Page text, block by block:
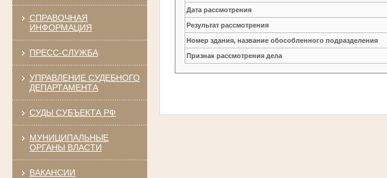
СПРАВОЧНАЯ
ИНФОРМАЦИЯ
ПРЕСС-СЛУЖБА
УПРАВЛЕНИЕ СУДЕБНОГО
ДЕПАРТАМЕНТА
СУДЫ СУБЪЕКТА РФ
МУНИЦИПАЛЬНЫЕ
ОРГАНЫ ВЛАСТИ
ВАКАНСИИ
Дата рассмотрения
Результат рассмотрения
Номер здания, название обособленного подразделения
Признак рассмотрения дела